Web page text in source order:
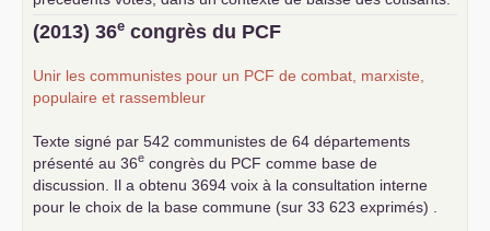
... lire la suite
(2013) 36e congrès du PCF
Unir les communistes pour un PCF de combat, marxiste,
populaire et rassembleur
Texte signé par 542 communistes de 64 départements
présenté au 36e congrès du PCF comme base de
discussion. Il a obtenu 3694 voix à la consultation interne
pour le choix de la base commune (sur 33 623 exprimés) .